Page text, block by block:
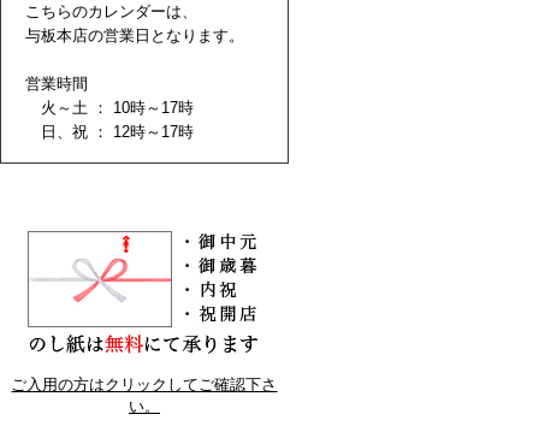
こちらのカレンダーは、
与板本店の営業日となります。
営業時間
火～土 ： 10時～17時
日、祝 ： 12時～17時
ご入用の方はクリックしてご確認下さ
い。